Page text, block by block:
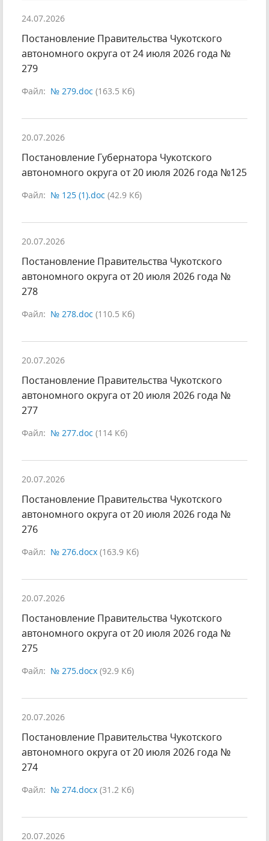
24.07.2026
Постановление Правительства Чукотского
автономного округа от 24 июля 2026 года №
279
Файл: № 279.doc (163.5 Кб)
20.07.2026
Постановление Губернатора Чукотского
автономного округа от 20 июля 2026 года №125
Файл: № 125 (1).doc (42.9 Кб)
20.07.2026
Постановление Правительства Чукотского
автономного округа от 20 июля 2026 года №
278
Файл: № 278.doc (110.5 Кб)
20.07.2026
Постановление Правительства Чукотского
автономного округа от 20 июля 2026 года №
277
Файл: № 277.doc (114 Кб)
20.07.2026
Постановление Правительства Чукотского
автономного округа от 20 июля 2026 года №
276
Файл: № 276.docx (163.9 Кб)
20.07.2026
Постановление Правительства Чукотского
автономного округа от 20 июля 2026 года №
275
Файл: № 275.docx (92.9 Кб)
20.07.2026
Постановление Правительства Чукотского
автономного округа от 20 июля 2026 года №
274
Файл: № 274.docx (31.2 Кб)
20.07.2026